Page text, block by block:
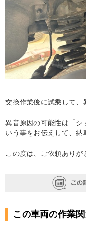
交換作業後に試乗して、
異音原因の可能性は「シ
いう事をお伝えして、納
この度は、ご依頼ありが
この車両の作業